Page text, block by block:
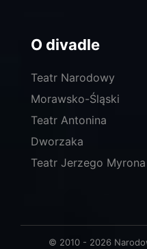
O divadle
Teatr Narodowy
Morawsko-Śląski
Teatr Antonina
Dworzaka
Teatr Jerzego Myrona
© 2010 - 2026